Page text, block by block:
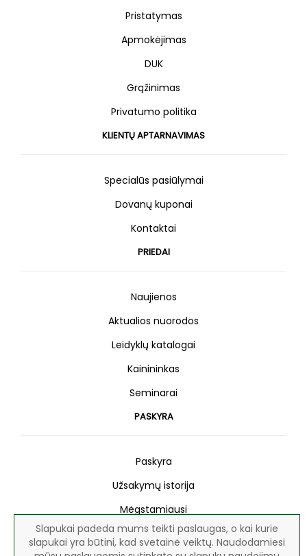
Slapukai padeda mums teikti paslaugas, o kai kurie
slapukai yra būtini, kad svetainė veiktų. Naudodamiesi
Pristatymas
Apmokėjimas
DUK
Grąžinimas
Privatumo politika
KLIENTŲ APTARNAVIMAS
Specialūs pasiūlymai
Dovanų kuponai
Kontaktai
PRIEDAI
Naujienos
Aktualios nuorodos
Leidyklų katalogai
Kainininkas
Seminarai
PASKYRA
Paskyra
Užsakymų istorija
Mėgstamiausi
Naujienlaiškis